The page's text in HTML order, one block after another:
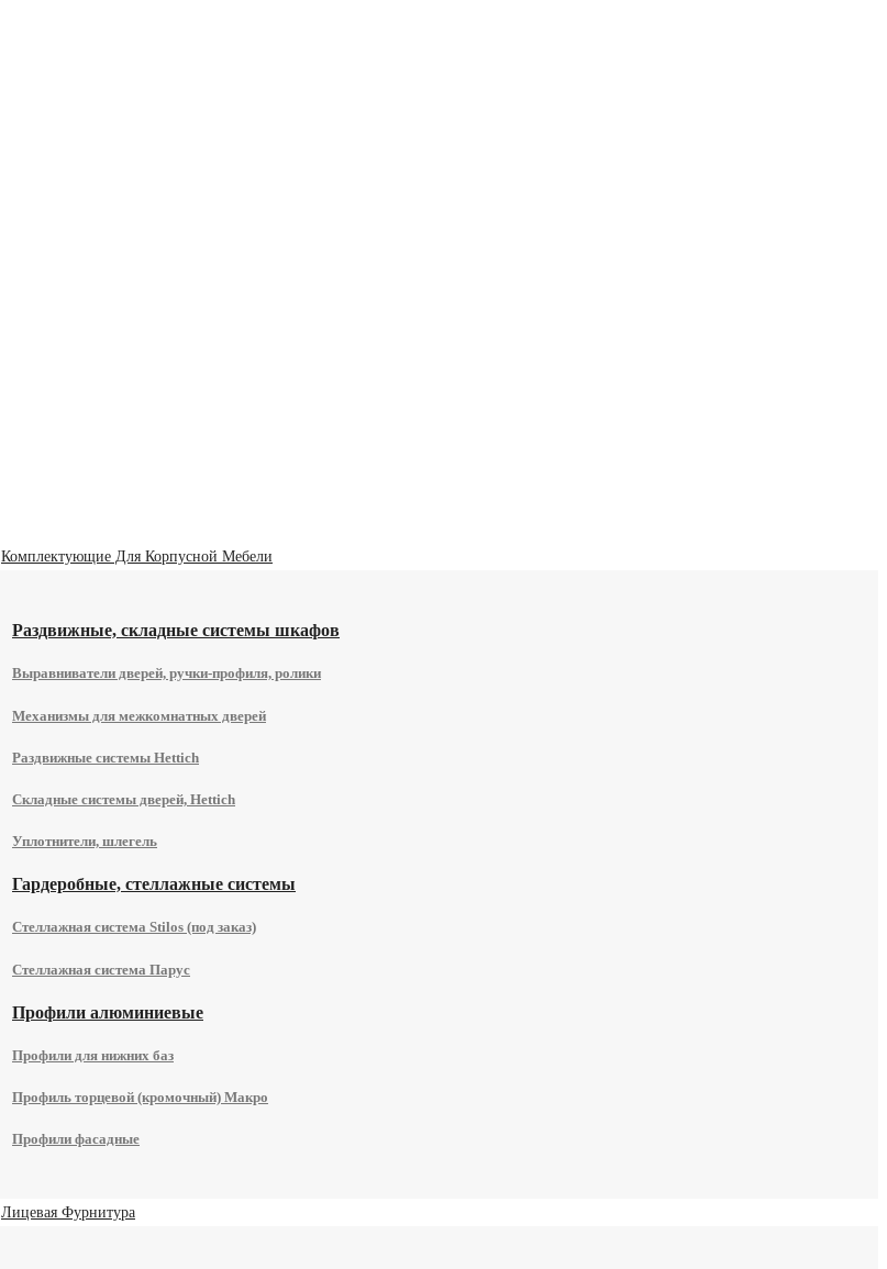
Комплектующие Для Корпусной Мебели
Раздвижные, складные системы шкафов
Выравниватели дверей, ручки-профиля, ролики
Механизмы для межкомнатных дверей
Раздвижные системы Hettich
Складные системы дверей, Hettich
Уплотнители, шлегель
Гардеробные, стеллажные системы
Стеллажная система Stilos (под заказ)
Стеллажная система Парус
Профили алюминиевые
Профили для нижних баз
Профиль торцевой (кромочный) Макро
Профили фасадные
Лицевая Фурнитура